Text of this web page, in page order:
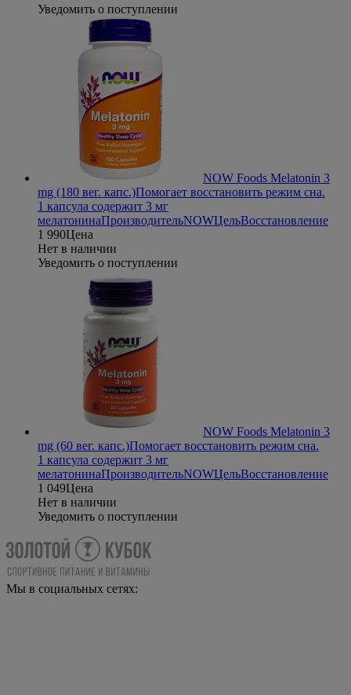
Уведомить о поступлении
NOW Foods Melatonin 3
mg (180 вег. капс.)Помогает восстановить режим сна.
1 капсула содержит 3 мг
мелатонинаПроизводительNOWЦельВосстановление
1 990Цена
Нет в наличии
Уведомить о поступлении
NOW Foods Melatonin 3
mg (60 вег. капс.)Помогает восстановить режим сна.
1 капсула содержит 3 мг
мелатонинаПроизводительNOWЦельВосстановление
1 049Цена
Нет в наличии
Уведомить о поступлении
Мы в социальных сетях: